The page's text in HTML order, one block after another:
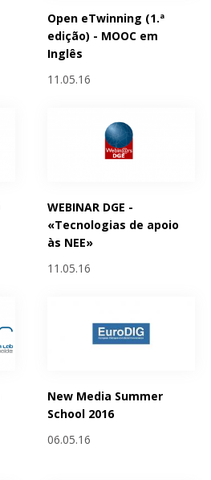
Open eTwinning (1.ª
edição) - MOOC em
Inglês
11.05.16
WEBINAR DGE -
«Tecnologias de apoio
às NEE»
11.05.16
New Media Summer
School 2016
06.05.16